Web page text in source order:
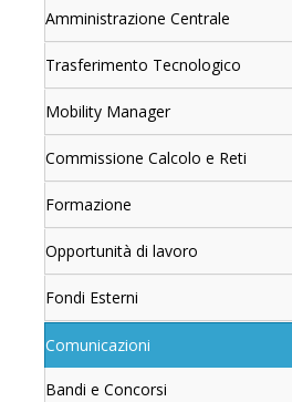
Amministrazione Centrale
Trasferimento Tecnologico
Mobility Manager
Commissione Calcolo e Reti
Formazione
Opportunità di lavoro
Fondi Esterni
Comunicazioni
Bandi e Concorsi